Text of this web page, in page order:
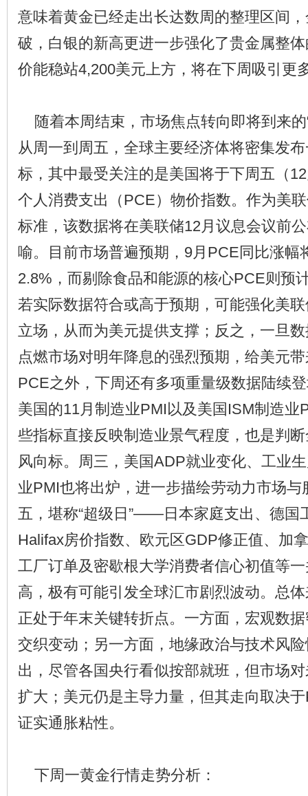
意味着黄金已经走出长达数周的整理区间
破，白银的新高更进一步强化了贵金属整
价能稳站4,200美元上方，将在下周吸引更
随着本周结束，市场焦点转向即将到来的
从周一到周五，全球主要经济体将密集发
标，其中最受关注的是美国将于下周五（
个人消费支出（PCE）物价指数。作为美
标准，该数据将在美联储12月议息会议前
喻。目前市场普遍预期，9月PCE同比涨幅
2.8%，而剔除食品和能源的核心PCE则预
若实际数据符合或高于预期，可能强化美联
立场，从而为美元提供支撑；反之，一旦
点燃市场对明年降息的强烈预期，给美元
PCE之外，下周还有多项重量级数据陆续
美国的11月制造业PMI以及美国ISM制造业
些指标直接反映制造业景气程度，也是判
风向标。周三，美国ADP就业变化、工业
业PMI也将出炉，进一步描绘劳动力市场
五，堪称“超级日”——日本家庭支出、德国
Halifax房价指数、欧元区GDP修正值、加
工厂订单及密歇根大学消费者信心初值等
高，极有可能引发全球汇市剧烈波动。总
正处于年末关键转折点。一方面，宏观数
交织变动；另一方面，地缘政治与技术风
出，尽管各国央行看似按部就班，但市场
扩大；美元仍是主导力量，但其走向取决
证实通胀粘性。
下周一黄金行情走势分析：